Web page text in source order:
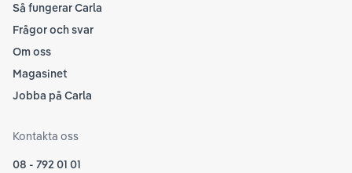
Så fungerar Carla
Frågor och svar
Om oss
Magasinet
Jobba på Carla
Kontakta oss
08 - 792 01 01